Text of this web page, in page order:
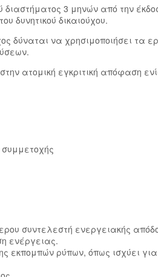
3 μηνών από την
δυνητικού δικαιούχου.
δύναται να
ατομική εγκριτική απόφαση
συμμετοχής
συντελεστή ενεργειακής
ενέργειας.
εκπομπών ρύπων, όπως ισχύει